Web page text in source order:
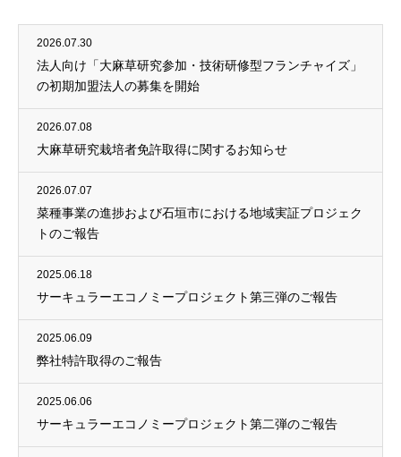
2026.07.30
法人向け「大麻草研究参加・技術研修型フランチャイズ」
の初期加盟法人の募集を開始
2026.07.08
大麻草研究栽培者免許取得に関するお知らせ
2026.07.07
菜種事業の進捗および石垣市における地域実証プロジェク
トのご報告
2025.06.18
サーキュラーエコノミープロジェクト第三弾のご報告
2025.06.09
弊社特許取得のご報告
2025.06.06
サーキュラーエコノミープロジェクト第二弾のご報告